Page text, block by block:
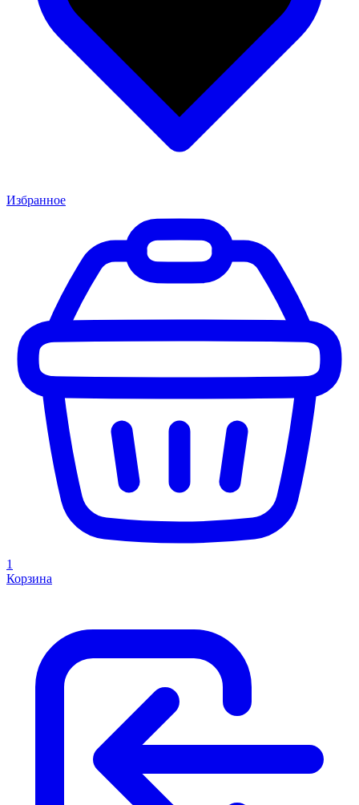
Избранное
1
Корзина